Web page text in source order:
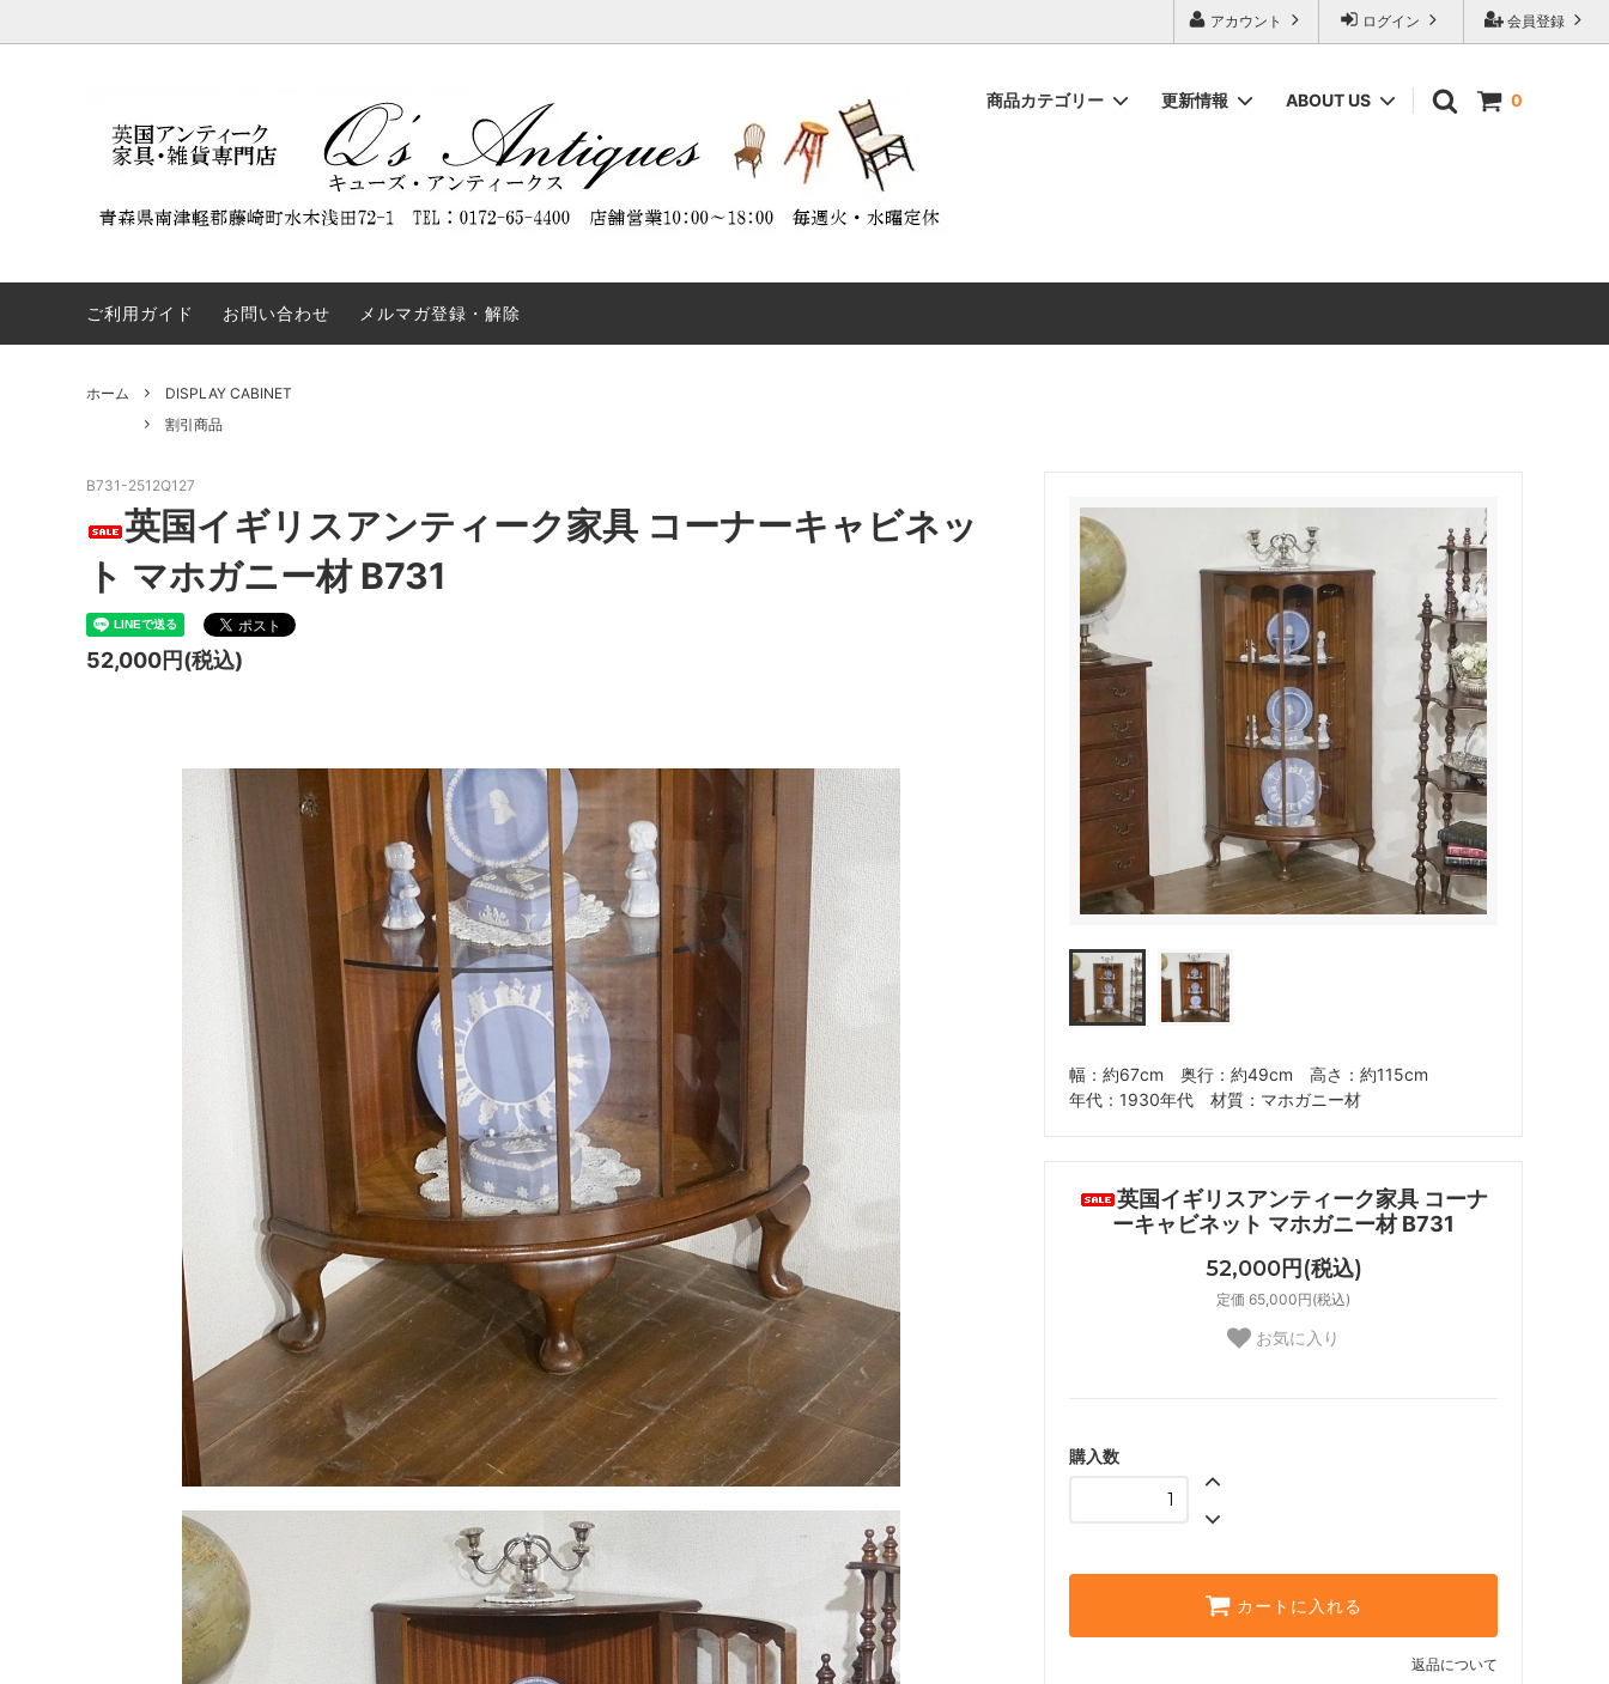
会員登録
ログイン
アカウント
0
商品カテゴリー
BOOKCASE DESK
SIDEBOARD TABLE CHAIR
OTHERS COLLECTABLES OTHER FURNITURE
更新情報
割引商品 特別割引商品
ABOUT US
Q'S ANTIQUES（キューズ・アンティー
クス）について
RESTORATION（商品のメンテナンスに
ついて）
ABOUT ANTIQUES（アンティーク家具
について）
ください。
ご利用ガイド
お問い合わせ メルマガ登録・解除
ホーム
DISPLAY CABINET
割引商品
幅：約67cm 奥行：約49cm 高さ：約115cm
年代：1930年代 材質：マホガニー材
英国イギリスアンティーク家具 コーナ
ーキャビネット マホガニー材 B731
52,000円(税込)
定価 65,000円(税込)
お気に入り
購入数
カートに入れる
返品について
B731-2512Q127
英国イギリスアンティーク家具 コーナーキャビネッ
ト マホガニー材 B731
52,000円(税込)